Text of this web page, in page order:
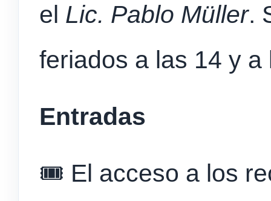
el Lic. Pablo Müller.
feriados a las 14 y a
Entradas
🎟️ El acceso a los